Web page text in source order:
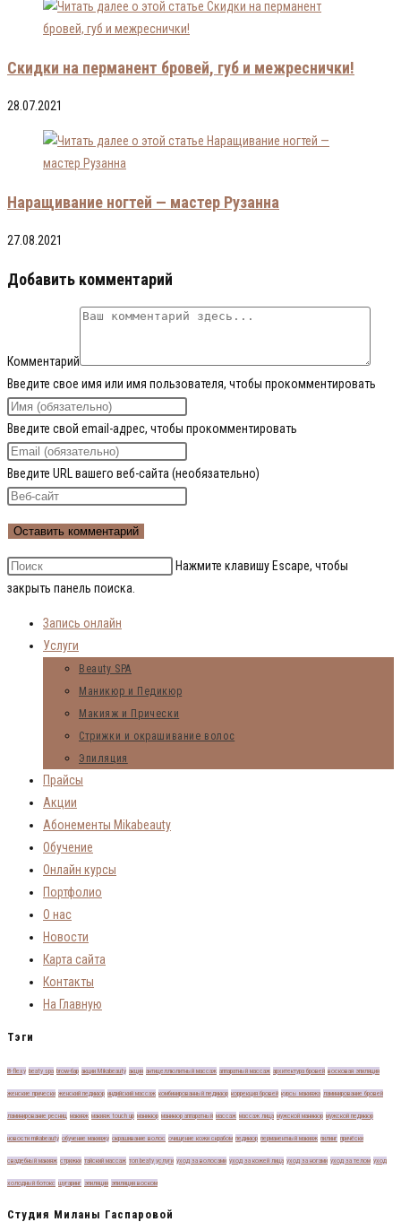
Скидки на перманент бровей, губ и межреснички!
28.07.2021
Наращивание ногтей — мастер Рузанна
27.08.2021
Добавить комментарий
Комментарий
Введите свое имя или имя пользователя, чтобы прокомментировать
Введите свой email-адрес, чтобы прокомментировать
Введите URL вашего веб-сайта (необязательно)
Нажмите клавишу Escape, чтобы
закрыть панель поиска.
Запись онлайн
Услуги
Beauty SPA
Маникюр и Педикюр
Макияж и Прически
Стрижки и окрашивание волос
Эпиляция
Прайсы
Акции
Абонементы Mikabeauty
Обучение
Онлайн курсы
Портфолио
О нас
Новости
Карта сайта
Контакты
На Главную
Тэги
B-flexу beaty spa brow-бар акции Mikabeauty акция антицеллюлитный массаж аппаратный массаж архитектура бровей восковая эпиляция
женские прически женский педикюр индийский массаж комбинированный педикюр коррекция бровей курсы макияжа ламинирование бровей
ламинирование ресниц макияж макияж touch up маникюр маникюр аппаратный массаж массаж лица мужской маникюр мужской педикюр
новости mikabeauty обучение макияжу окрашивание волос очищение кожи скрабом педикюр перманентный макияж пилинг причёски
свадебный макияж стрижки тайский массаж топ beaty услуги уход за волосами уход за кожей лица уход за ногами уход за телом уход
холодный ботокс шугаринг эпиляция эпиляция воском
Студия Миланы Гаспаровой